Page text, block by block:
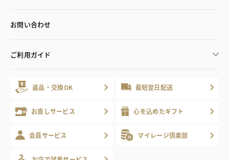
お問い合わせ
ご利用ガイド
返品・交換OK 最短翌日配送
お直しサービス 心を込めたギフト
会員サービス マイレージ倶楽部